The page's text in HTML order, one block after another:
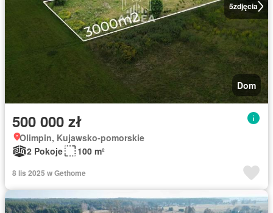
5zdjęcia
Dom
500 000 zł
Olimpin, Kujawsko-pomorskie
2 Pokoje
100 m²
8 lis 2025 w Gethome